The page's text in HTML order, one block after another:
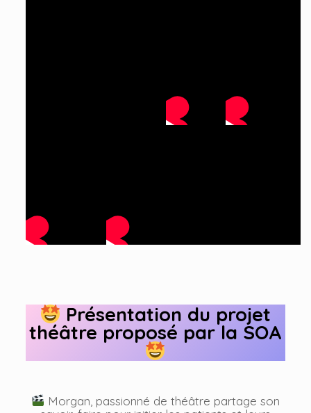
Présentation du projet
théâtre proposé par la SOA
Morgan, passionné de théâtre partage son